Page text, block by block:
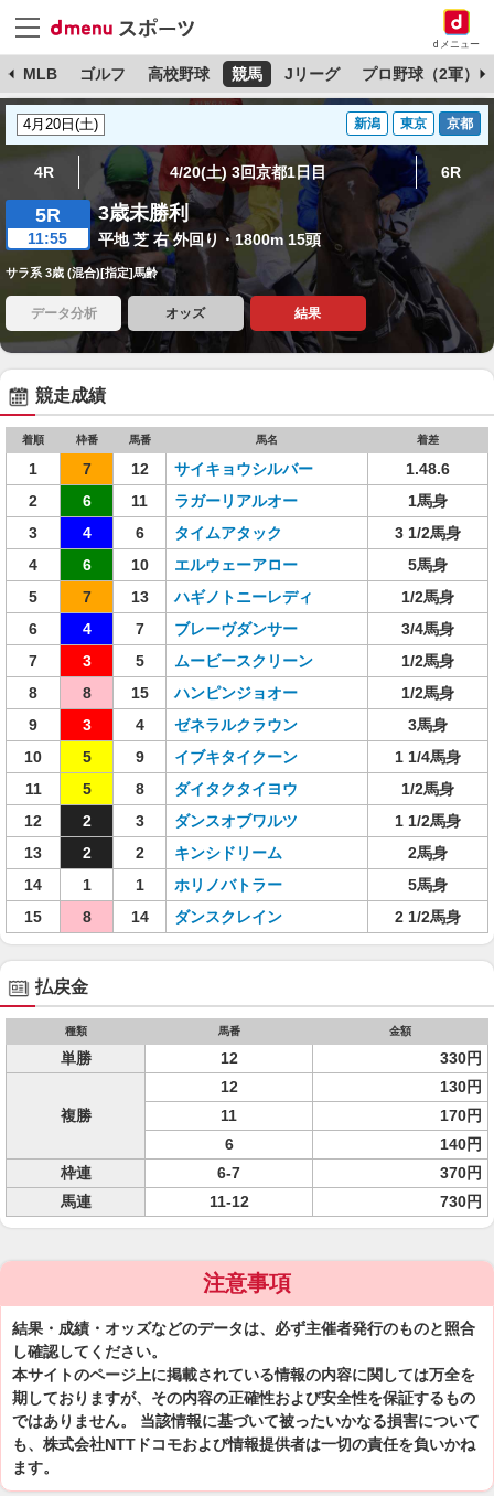
dメニュー
MLB ゴルフ 高校野球 競馬 Jリーグ プロ野球（2軍）
新潟 東京 京都
4R 4/20(土) 3回京都1日目 6R
5R
11:55
3歳未勝利
平地 芝 右 外回り・1800m 15頭
サラ系 3歳 (混合)[指定]馬齢
データ分析 オッズ 結果
競走成績
着順 枠番 馬番 馬名 着差
1 7 12 サイキョウシルバー
1.48.6
2
6 11 ラガーリアルオー
1馬身
3
4 6 タイムアタック
3 1/2馬身
4
6 10 エルウェーアロー
5馬身
5
7 13 ハギノトニーレディ
1/2馬身
6
4 7 ブレーヴダンサー
3/4馬身
7
3 5 ムービースクリーン
1/2馬身
8
8 15 ハンピンジョオー
1/2馬身
9
3 4 ゼネラルクラウン
3馬身
10
5 9 イブキタイクーン
1 1/4馬身
11
5 8 ダイタクタイヨウ
1/2馬身
12
2 3 ダンスオブワルツ
1 1/2馬身
13
2 2 キンシドリーム
2馬身
14
1 1 ホリノバトラー
5馬身
15
8 14 ダンスクレイン 2 1/2馬身
払戻金
種類 馬番 金額
単勝 12 330円
複勝
12
130円
11
170円
6
140円
枠連
6-7
370円
馬連
11-12 730円
注意事項
結果・成績・オッズなどのデータは、必ず主催者発行のものと照合
し確認してください。
本サイトのページ上に掲載されている情報の内容に関しては万全を
期しておりますが、その内容の正確性および安全性を保証するもの
ではありません。 当該情報に基づいて被ったいかなる損害について
も、株式会社NTTドコモおよび情報提供者は一切の責任を負いかね
ます。